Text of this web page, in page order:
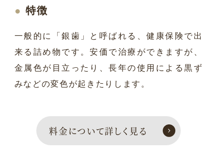
特徴
一般的に「銀歯」と呼ばれる、健康保険で出
来る詰め物です。安価で治療ができますが、
金属色が目立ったり、長年の使用による黒ず
みなどの変色が起きたりします。
料金について詳しく見る